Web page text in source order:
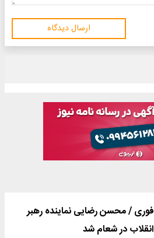
ارسال دیدگاه
فوری / محسن رضایی نماینده رهبر
انقلاب در شعام شد